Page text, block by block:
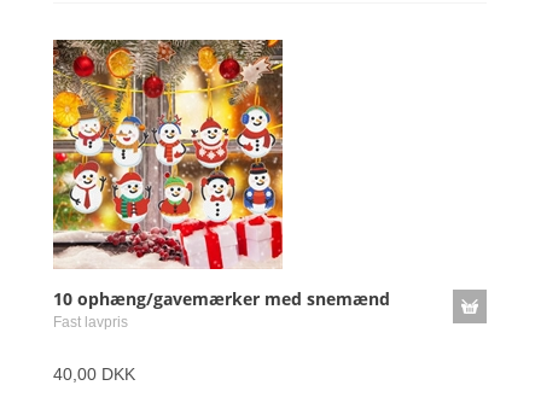
10 ophæng/gavemærker med snemænd
Fast lavpris
40,00 DKK